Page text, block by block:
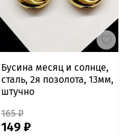
Бусина месяц и солнце,
сталь, 2я позолота, 13мм,
штучно
165 ₽
149 ₽